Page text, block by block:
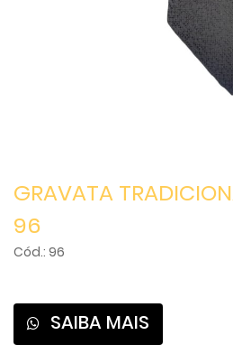
GRAVATA
96
Cód.: 96
SAIBA MAIS